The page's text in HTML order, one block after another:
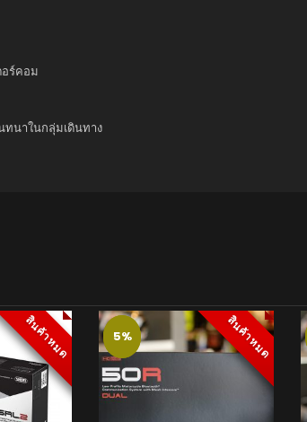
ร์คอม
นาในกลุ่มเดินทาง
สินค้าหมด
สินค้าหมด สินค้าหมด
5% สินค้าหมด
5%